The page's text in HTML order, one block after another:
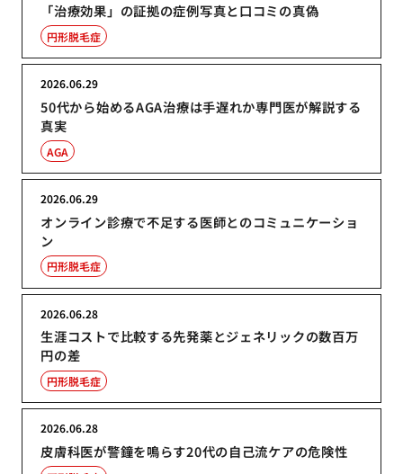
「治療効果」の証拠の症例写真と口コミの真偽
円形脱毛症
50代から始めるAGA治療は手遅れか専門医が解説する
真実
2026.06.29
AGA
オンライン診療で不足する医師とのコミュニケーショ
ン
2026.06.29
円形脱毛症
生涯コストで比較する先発薬とジェネリックの数百万
円の差
2026.06.28
円形脱毛症
皮膚科医が警鐘を鳴らす20代の自己流ケアの危険性
2026.06.28